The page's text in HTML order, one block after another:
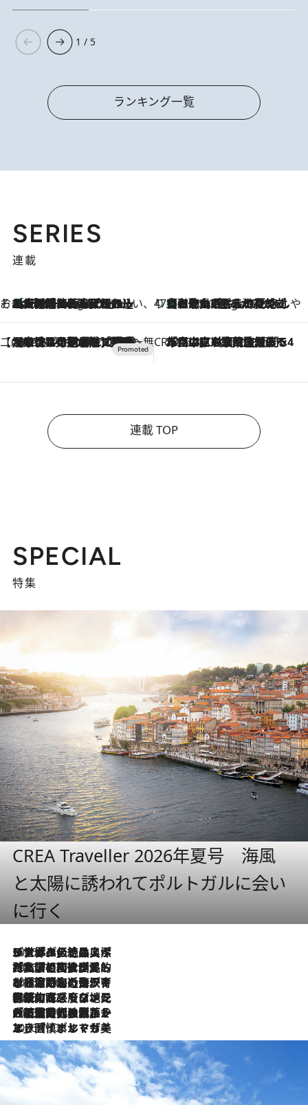
1 / 5
ランキング一覧
SERIES
連載
そおだよおこの関西おいしい、おやつ紀行6 Hours Ago
［大阪府箕面市］一皿一皿目の前で仕上げられる、料理を巧みに組み込んだアシェットデセールコース「ミチル アシェット デセール（Michiru assiette dessert）」 47都道府県の手みやげ ひんやりスイーツで夏を満喫
6 Hours Ago
【和歌山県】この夏絶対食べたい 冷やしておいしいおやつ3選 みかんがごろっと丸ごと入ったジュレ
【CREA×星野リゾート】唯一無二。癒しと発見が待つ場所へ
2026.8.7
【トンボの足水浴】ヒノキの香りに包まれて涼感マックス！約13℃の湧水かけ流しを避暑地「星野温泉 トンボの湯」で体験 CREA'S CHOICE
2026.8.7
「立川にも歌舞伎があるんだよ」 片岡仁左衛門・市川中車ら豪華座組みで4年目の立川立飛歌舞伎へ
連載 TOP
SPECIAL
特集
CREA Traveller 2026年夏号 海風
と太陽に誘われてポルトガルに会い
に行く
2026.8.8
リスボンの絶品スイーツ「パステル・デ・ナタ」とは？ポルトガル伝統の奥深い世界へ
2026.7.27
「私の祖国はポルトガル語です」国民的詩人フェルナンド・ペソアと、彼が愛した文学の街を歩く
2026.7.26
ポルトガル近海が育む極上の海の幸。キリリと冷えた白ワインと愉しむ、シーフード専門店の贅沢
2026.7.22
伝統の味をモダンに昇華。高感度な地元客が集う、リスボンの最旬ガストロノミー
2026.7.21
大航海時代の栄華から、震災、独裁、そして革命へ。ポルトガル・首都リスボンの石畳に刻まれた「歴史の光と影」
2026.7.13
エッセイ・ヤマザキマリ「慎ましくも美しき国 ポルトガル」